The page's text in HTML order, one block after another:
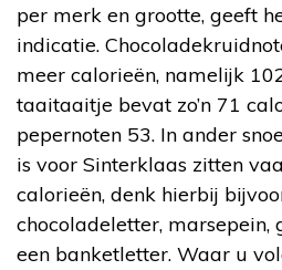
per merk en grootte, geeft
indicatie.
meer calorieën, namelijk
taaitaaitje bevat zo’n 71
pepernoten 53. In ander
is voor Sinterklaas zitten
calorieën, denk hierbij
chocoladeletter, marsepein,
een banketletter. Waar u